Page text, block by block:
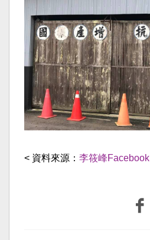
< 資料來源： 李筱峰Facebook